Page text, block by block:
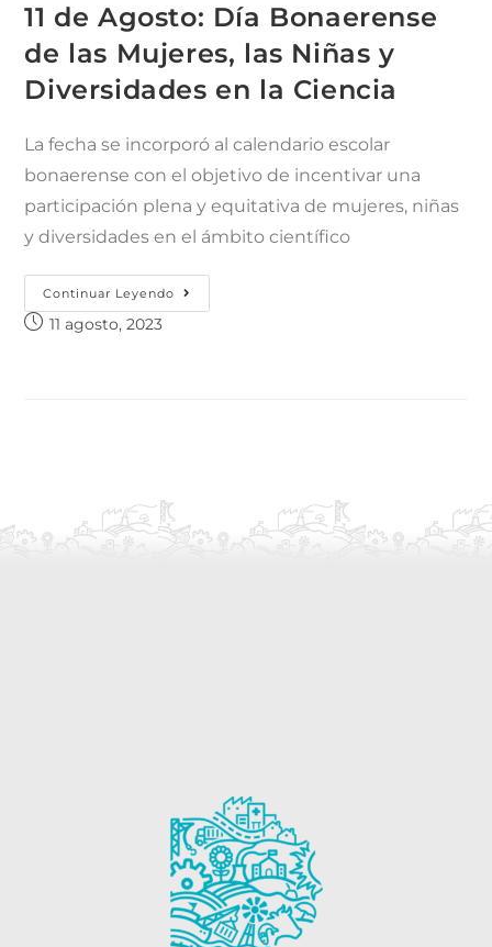
11 de Agosto: Día Bonaerense
de las Mujeres, las Niñas y
Diversidades en la Ciencia
La fecha se incorporó al calendario escolar
bonaerense con el objetivo de incentivar una
participación plena y equitativa de mujeres, niñas
y diversidades en el ámbito científico
Continuar Leyendo
11 agosto, 2023